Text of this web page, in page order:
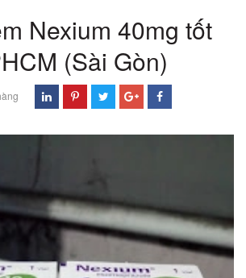
Nexium 40mg tốt
(Sài Gòn)